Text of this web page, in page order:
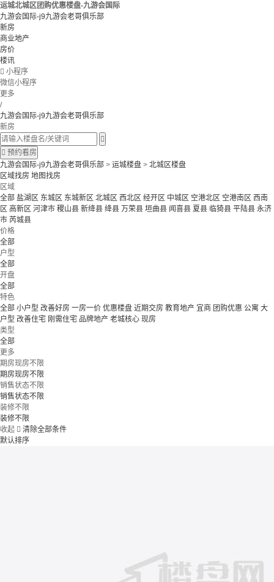
运城北城区团购优惠楼盘-九游会国际
九游会国际-j9九游会老哥俱乐部
新房
商业地产
房价
楼讯
 小程序
微信小程序
更多
/
九游会国际-j9九游会老哥俱乐部
新房

 预约看房
九游会国际-j9九游会老哥俱乐部 > 运城楼盘 > 北城区楼盘
区域找房 地图找房
区域
全部 盐湖区 东城区 东城新区 北城区 西北区 经开区 中城区 空港北区 空港南区 西南
区 高新区 河津市 稷山县 新绛县 绛县 万荣县 垣曲县 闻喜县 夏县 临猗县 平陆县 永济
市 芮城县
价格
全部
户型
全部
开盘
全部
特色
全部 小户型 改善好房 一房一价 优惠楼盘 近期交房 教育地产 宜商 团购优惠 公寓 大
户型 改善住宅 刚需住宅 品牌地产 老城核心 现房
类型
全部
更多
期房现房不限
期房现房不限
销售状态不限
销售状态不限
装修不限
装修不限
收起  清除全部条件
默认排序